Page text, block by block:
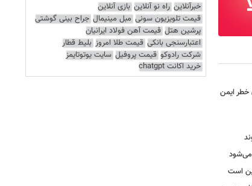
لرستان / ۳۲۳ کانون خطر ایمن
می‌شود
است
خبرآنلاین راه نو آنلاین بازی آنلاین
قیمت تلویزیون سونی مبل مینیمال جراح بینی گوشتی
پرشین هتل قیمت آهن فولاد ایرانیان
اعتبارسنجی بانکی قیمت طلا امروز بلیط قطار
شرکت رادوکو قیمت پروفیل سایت یوتوتایمز
خرید اکانت chatgpt